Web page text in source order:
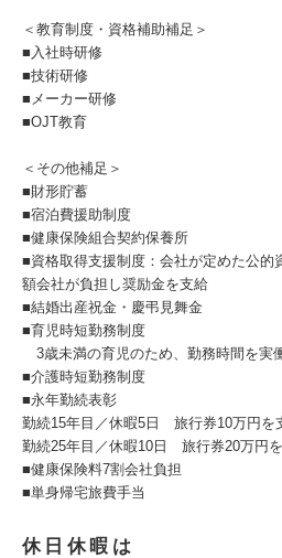
＜教育制度・資格補助補足＞
■入社時研修
■技術研修
■メーカー研修
■OJT教育
＜その他補足＞
■財形貯蓄
■宿泊費援助制度
■健康保険組合契約保養所
■資格取得支援制度：会社が定めた公的
額会社が負担し奨励金を支給
■結婚出産祝金・慶弔見舞金
■育児時短勤務制度
3歳未満の育児のため、勤務時間を実
■介護時短勤務制度
■永年勤続表彰
勤続15年目／休暇5日 旅行券10万円を
勤続25年目／休暇10日 旅行券20万円
■健康保険料7割会社負担
■単身帰宅旅費手当
休日休暇は